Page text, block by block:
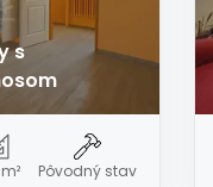
s
Pôvodný stav